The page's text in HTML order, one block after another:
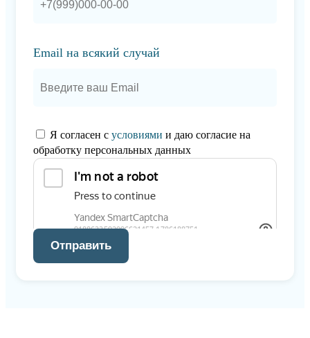
Email на всякий случай
Я согласен с условиями и даю согласие на
обработку персональных данных
Отправить